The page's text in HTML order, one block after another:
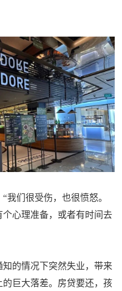
我们很受伤，也很愤怒。
心理准备，或者有时间去
的情况下突然失业，带来
巨大落差。房贷要还，孩